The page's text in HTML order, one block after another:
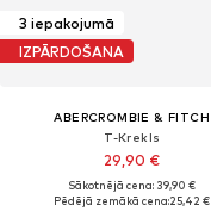
3 iepakojumā
IZPĀRDOŠANA
ABERCROMBIE & FITCH
T-Krekls
29,90 €
Sākotnējā cena: 39,90 €
Pēdējā zemākā cena:25,42 €